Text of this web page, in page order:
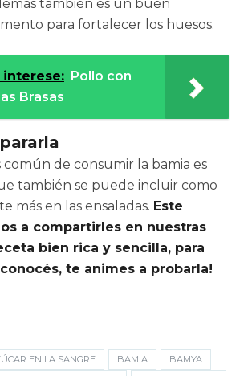
también es un buen
para fortalecer los huesos.
Pollo con
Brasas
común de consumir la bamia es
también se puede incluir como
más en las ensaladas. Este
a compartirles en nuestras
bien rica y sencilla, para
te animes a probarla!
EN LA SANGRE BAMIA
BAMYA